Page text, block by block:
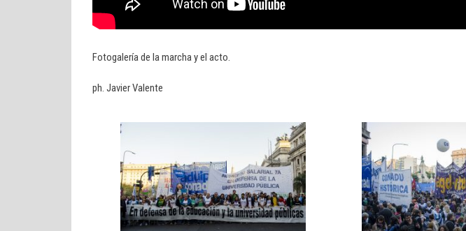
Fotogalería de la marcha y el acto.
ph. Javier Valente